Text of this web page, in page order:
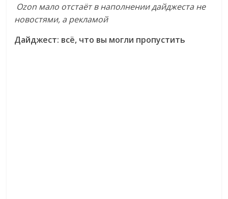
Ozon мало отстаёт в наполнении дайджеста не
новостями, а рекламой
Дайджест: всё, что вы могли пропустить